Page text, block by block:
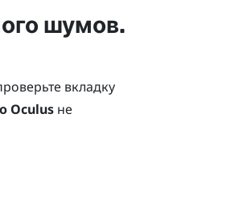
шумов.
вкладку
Oculusне